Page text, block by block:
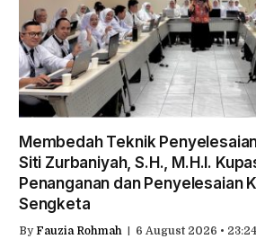
Membedah Teknik
Siti Zurbaniyah, S.H., M.H.I.
Penanganan dan Penyelesaian
Sengketa
By Fauzia Rohmah 6 August 2026 •